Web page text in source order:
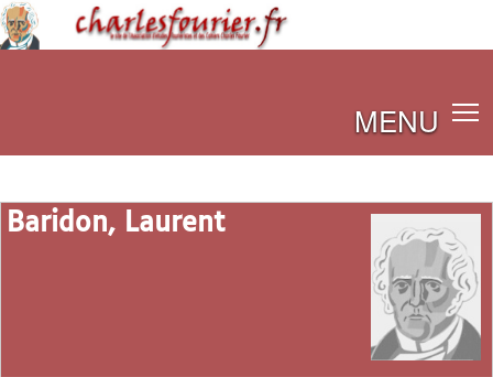
MENU
Baridon, Laurent